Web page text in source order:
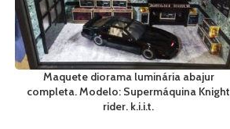
Maquete diorama luminária abajur
completa. Modelo: Supermáquina Knight
rider. k.i.i.t.